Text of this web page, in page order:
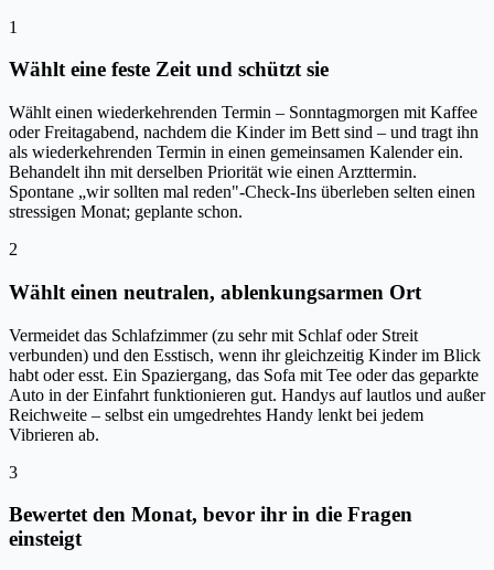
1
Wählt eine feste Zeit und schützt sie
Wählt einen wiederkehrenden Termin – Sonntagmorgen mit Kaffee
oder Freitagabend, nachdem die Kinder im Bett sind – und tragt ihn
als wiederkehrenden Termin in einen gemeinsamen Kalender ein.
Behandelt ihn mit derselben Priorität wie einen Arzttermin.
Spontane „wir sollten mal reden"-Check-Ins überleben selten einen
stressigen Monat; geplante schon.
2
Wählt einen neutralen, ablenkungsarmen Ort
Vermeidet das Schlafzimmer (zu sehr mit Schlaf oder Streit
verbunden) und den Esstisch, wenn ihr gleichzeitig Kinder im Blick
habt oder esst. Ein Spaziergang, das Sofa mit Tee oder das geparkte
Auto in der Einfahrt funktionieren gut. Handys auf lautlos und außer
Reichweite – selbst ein umgedrehtes Handy lenkt bei jedem
Vibrieren ab.
3
Bewertet den Monat, bevor ihr in die Fragen
einsteigt